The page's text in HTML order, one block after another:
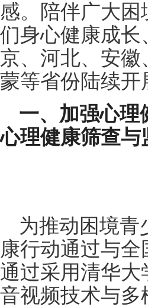
感。陪伴广大
们身心健康成
京、河北、安
蒙等省份陆续开
一、加强心
心理健康筛查与
为推动困境青
康行动通过与
通过采用清华
音视频技术与